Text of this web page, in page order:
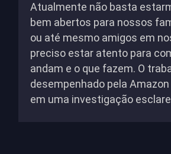
Atualmente não basta
bem abertos para nossos
ou até mesmo amigos em
preciso estar atento para
andam e o que fazem. O
desempenhado pela
em uma investigação